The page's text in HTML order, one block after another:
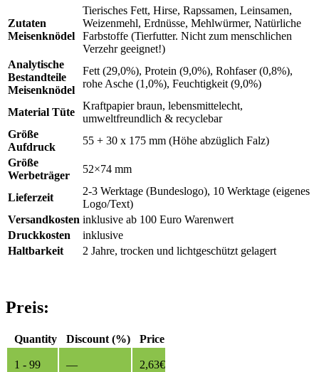
Zutaten
Meisenknödel
Tierisches Fett, Hirse, Rapssamen, Leinsamen,
Weizenmehl, Erdnüsse, Mehlwürmer, Natürliche
Farbstoffe (Tierfutter. Nicht zum menschlichen
Verzehr geeignet!)
Analytische
Bestandteile
Meisenknödel
Fett (29,0%), Protein (9,0%), Rohfaser (0,8%),
rohe Asche (1,0%), Feuchtigkeit (9,0%)
Material Tüte
Kraftpapier braun, lebensmittelecht,
umweltfreundlich & recyclebar
Größe
Aufdruck
55 + 30 x 175 mm (Höhe abzüglich Falz)
Größe
Werbeträger
52×74 mm
Lieferzeit
2-3 Werktage (Bundeslogo), 10 Werktage (eigenes
Logo/Text)
Versandkosten inklusive ab 100 Euro Warenwert
Druckkosten
inklusive
Haltbarkeit
2 Jahre, trocken und lichtgeschützt gelagert
Preis:
Quantity Discount (%) Price
1 - 99 — 2,63€